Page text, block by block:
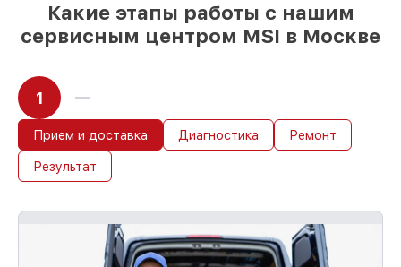
Какие этапы работы с нашим
сервисным центром MSI в Москве
1
Прием и доставка Диагностика Ремонт
Результат